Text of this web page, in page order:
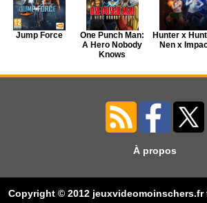
Jump Force
One Punch Man:
A Hero Nobody
Knows
Hunter x
Nen x
JoJo's
Adventure:
Star Battle
À propos
Copyright © 2012